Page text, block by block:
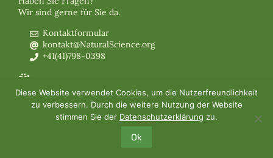
Wir sind gerne für Sie da.
Kontaktformular
kontakt@NaturalScience.org
+41(41)798-0398
Über uns
Organisation
Mitgliedschaft
Über uns
Diese Website verwendet Cookies, um die Nutzerfreundlichkeit
zu verbessern. Durch die weitere Nutzung der Website
stimmen Sie der Datenschutzerklärung zu.
Ok